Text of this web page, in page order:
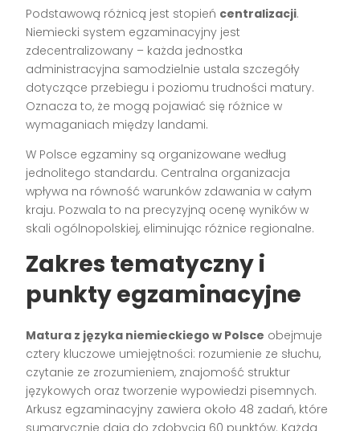
Podstawową różnicą jest stopień centralizacji.
Niemiecki system egzaminacyjny jest
zdecentralizowany – każda jednostka
administracyjna samodzielnie ustala szczegóły
dotyczące przebiegu i poziomu trudności matury.
Oznacza to, że mogą pojawiać się różnice w
wymaganiach między landami.
W Polsce egzaminy są organizowane według
jednolitego standardu. Centralna organizacja
wpływa na równość warunków zdawania w całym
kraju. Pozwala to na precyzyjną ocenę wyników w
skali ogólnopolskiej, eliminując różnice regionalne.
Zakres tematyczny i
punkty egzaminacyjne
Matura z języka niemieckiego w Polsce obejmuje
cztery kluczowe umiejętności: rozumienie ze słuchu,
czytanie ze zrozumieniem, znajomość struktur
językowych oraz tworzenie wypowiedzi pisemnych.
Arkusz egzaminacyjny zawiera około 48 zadań, które
sumarycznie dają do zdobycia 60 punktów. Każda